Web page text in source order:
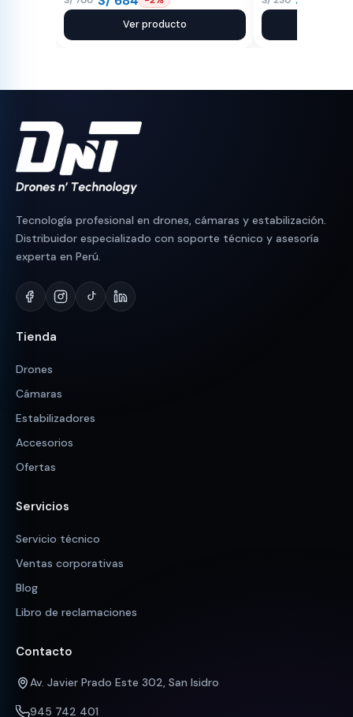
El
original
El
actual
Ver producto
El
original
El
actual
Tecnología profesional en drones, cámaras y estabilización.
Distribuidor especializado con soporte técnico y asesoría
experta en Perú.
Tienda
Drones
Cámaras
Estabilizadores
Accesorios
Ofertas
Servicios
Servicio técnico
Ventas corporativas
Blog
Libro de reclamaciones
Contacto
Av. Javier Prado Este 302, San Isidro
945 742 401